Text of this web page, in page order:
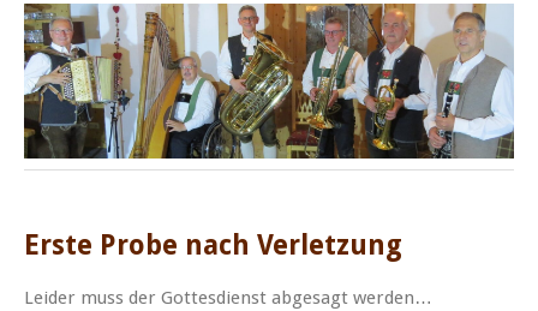
Erste Probe nach Verletzung
Leider muss der Gottesdienst abgesagt werden…